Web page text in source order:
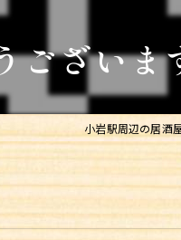
ございま
小岩駅周辺の居酒